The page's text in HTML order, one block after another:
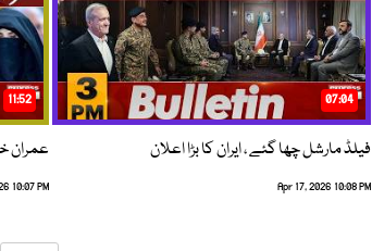
07:04
فیلڈ مارشل چھا گئے ، ایران کا بڑا اعلان
Apr 17, 2026 10:08 PM
11:52
عمران
10:07 PM